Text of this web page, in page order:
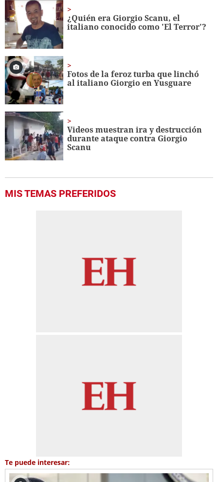
seconds
¿Quién era Giorgio Scanu, el
italiano conocido como 'El Terror'?
Fotos de la feroz turba que linchó
al italiano Giorgio en Yusguare
Videos muestran ira y destrucción
durante ataque contra Giorgio
Scanu
MIS TEMAS PREFERIDOS
Te puede interesar: